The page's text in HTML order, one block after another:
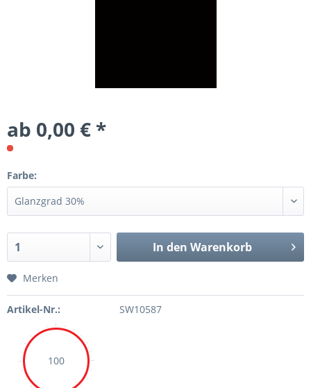
ab 0,00 € *
Farbe:
In den Warenkorb
Merken
Artikel-Nr.: SW10587
100